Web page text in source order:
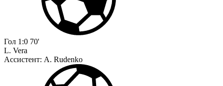
Гол 1:0 70'
L. Vera
Ассистент: A. Rudenko